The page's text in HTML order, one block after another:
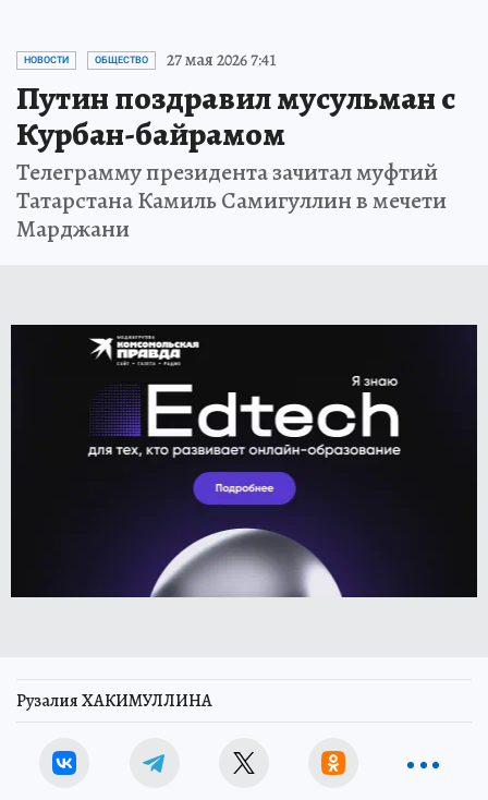
НОВОСТИ ОБЩЕСТВО 27 мая 2026 7:41
Путин поздравил мусульман с
Курбан-байрамом
Телеграмму президента зачитал муфтий
Татарстана Камиль Самигуллин в мечети
Марджани
Рузалия ХАКИМУЛЛИНА